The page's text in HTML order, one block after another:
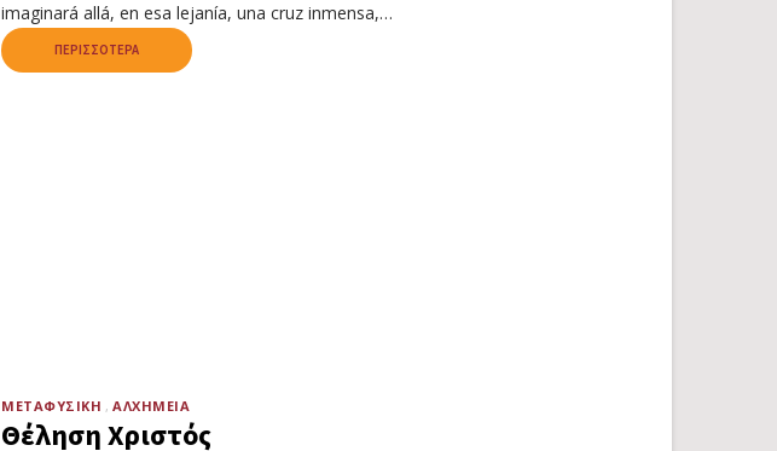
imaginará allá, en esa lejanía, una cruz inmensa,…
ΠΕΡΙΣΣΌΤΕΡΑ
ΜΕΤΑΦΥΣΙΚΉ ΑΛΧΗΜΕΊΑ
Θέληση Χριστός